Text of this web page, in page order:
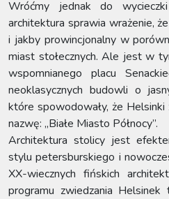
Wróćmy jednak do
architektura sprawia wrażenie,
i jakby prowincjonalny w
miast stołecznych. Ale jest w
wspomnianego placu
neoklasycznych budowli o
które spowodowały, że Helsinki
nazwę: „Białe Miasto Północy”.
Architektura stolicy jest
stylu petersburskiego i
XX-wiecznych fińskich
programu zwiedzania